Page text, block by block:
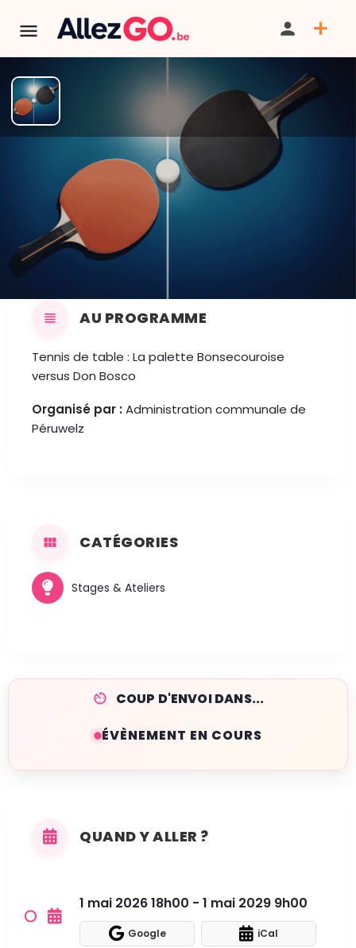
Superdivision
PARTAGER
AU PROGRAMME
Tennis de table : La palette Bonsecouroise
versus Don Bosco
Organisé par :Administration communale de
Péruwelz
CATÉGORIES
Stages & Ateliers
COUP D'ENVOI DANS...
ÉVÈNEMENT EN COURS
QUAND Y ALLER ?
1 mai 2026 18h00 - 1 mai 2029 9h00
Google iCal